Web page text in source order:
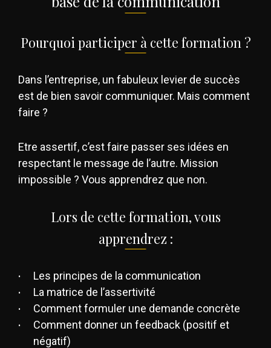
Pourquoi participer à cette formation ?
Dans l’entreprise, un fabuleux levier de succès
est de bien savoir communiquer. Mais comment
faire ?
Etre assertif, c’est faire passer ses idées en
respectant le message de l’autre. Mission
impossible ? Vous apprendrez que non.
Lors de cette formation, vous
apprendrez :
Les principes de la communication
La matrice de l’assertivité
Comment formuler une demande concrète
Comment donner un feedback (positif et
négatif)